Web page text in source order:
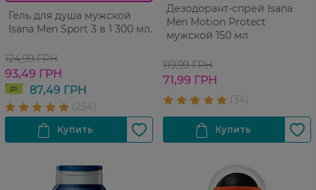
Гель для душа мужской
Isana Men Sport 3 в 1 300 мл.
124,99 ГРН
93,49 ГРН
87,49 ГРН
Дезодорант-спрей Isana
Men Motion Protect
мужской 150 мл
119,99 ГРН
71,99 ГРН